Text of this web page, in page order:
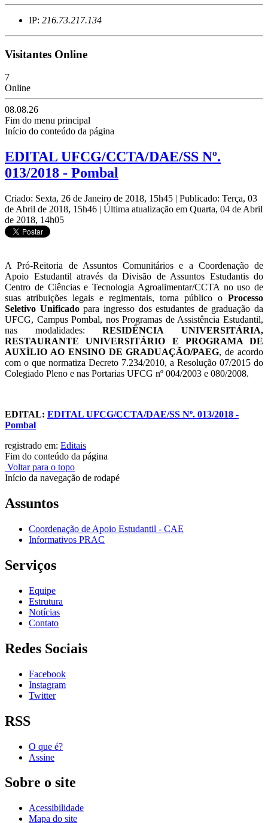
IP: 216.73.217.134
Visitantes Online
7
Online
08.08.26
Fim do menu principal
Início do conteúdo da página
EDITAL UFCG/CCTA/DAE/SS Nº.
013/2018 - Pombal
Criado: Sexta, 26 de Janeiro de 2018, 15h45 | Publicado: Terça, 03
de Abril de 2018, 15h46 | Última atualização em Quarta, 04 de Abril
de 2018, 14h05
A Pró-Reitoria de Assuntos Comunitários e a Coordenação de
Apoio Estudantil através da Divisão de Assuntos Estudantis do
Centro de Ciências e Tecnologia Agroalimentar/CCTA no uso de
suas atribuições legais e regimentais, torna público o Processo
Seletivo Unificadopara ingresso dos estudantes de graduação da
UFCG, Campus Pombal, nos Programas de Assistência Estudantil,
nas modalidades:RESIDÊNCIA UNIVERSITÁRIA,
RESTAURANTE UNIVERSITÁRIO E PROGRAMA DE
AUXÍLIO AO ENSINO DE GRADUAÇÃO/PAEG, de acordo
com o que normatiza Decreto 7.234/2010, a Resolução 07/2015 do
Colegiado Pleno e nas Portarias UFCG nº 004/2003 e 080/2008.
EDITAL: EDITAL UFCG/CCTA/DAE/SS Nº. 013/2018 -
Pombal
registrado em: Editais
Fim do conteúdo da página
Voltar para o topo
Início da navegação de rodapé
Assuntos
Coordenação de Apoio Estudantil - CAE
Informativos PRAC
Serviços
Equipe
Estrutura
Notícias
Contato
Redes Sociais
Facebook
Instagram
Twitter
RSS
O que é?
Assine
Sobre o site
Acessibilidade
Mapa do site